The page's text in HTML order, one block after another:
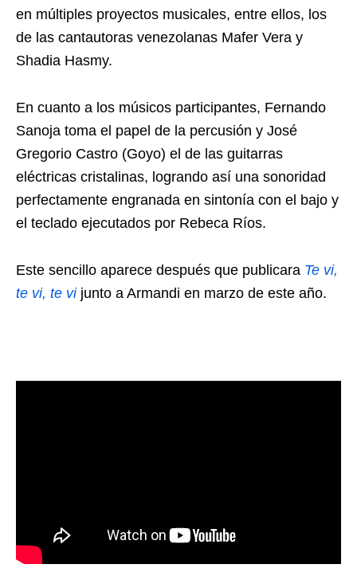
en múltiples proyectos musicales, entre ellos, los
de las cantautoras venezolanas Mafer Vera y
Shadia Hasmy.
En cuanto a los músicos participantes, Fernando
Sanoja toma el papel de la percusión y José
Gregorio Castro (Goyo) el de las guitarras
eléctricas cristalinas, logrando así una sonoridad
perfectamente engranada en sintonía con el bajo y
el teclado ejecutados por Rebeca Ríos.
Este sencillo aparece después que publicara Te vi,
te vi, te vijunto a Armandi en marzo de este año.